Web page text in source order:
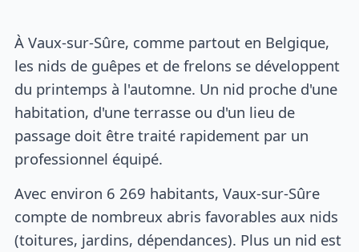
À Vaux-sur-Sûre, comme partout en Belgique,
les nids de guêpes et de frelons se développent
du printemps à l'automne. Un nid proche d'une
habitation, d'une terrasse ou d'un lieu de
passage doit être traité rapidement par un
professionnel équipé.
Avec environ 6 269 habitants, Vaux-sur-Sûre
compte de nombreux abris favorables aux nids
(toitures, jardins, dépendances). Plus un nid est